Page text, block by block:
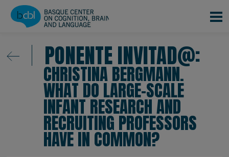
Pasar al contenido principal
PONENTE INVITAD@:
CHRISTINA BERGMANN.
WHAT DO LARGE-SCALE
INFANT RESEARCH AND
RECRUITING PROFESSORS
HAVE IN COMMON?